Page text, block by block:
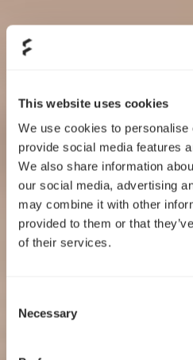
This website uses cookies
We use cookies to personalise
provide social media features
We also share information
our social media, advertising
may combine it with other
provided to them or that
of their services.
Selection
Necessary